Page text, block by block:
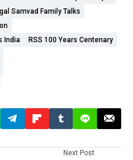
Samvad Family Talks
India
RSS 100 Years Centenary
Next Post